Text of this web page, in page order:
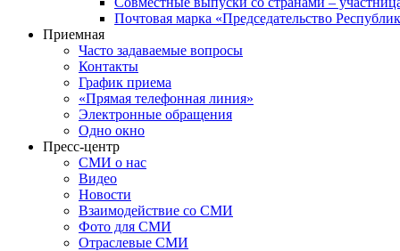
Почтовая марка «Председательство
Приемная
Часто задаваемые вопросы
Контакты
График приема
«Прямая телефонная линия»
Электронные обращения
Одно окно
Пресс-центр
СМИ о нас
Видео
Новости
Взаимодействие со СМИ
Фото для СМИ
Отраслевые СМИ